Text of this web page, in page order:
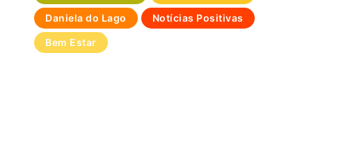
Daniela do Lago Notícias Positivas
Bem Estar